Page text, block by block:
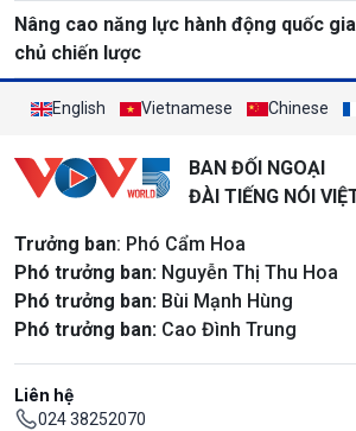
Nâng cao năng lực hành động quốc
chủ chiến lược
English Vietnamese Chinese
BAN ĐỐI NGOẠI
ĐÀI TIẾNG NÓI
Trưởng ban: Phó Cẩm Hoa
Phó trưởng ban: Nguyễn Thị Thu Hoa
Phó trưởng ban: Bùi Mạnh Hùng
Phó trưởng ban: Cao Đình Trung
Liên hệ
024 38252070